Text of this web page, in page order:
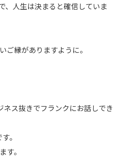
、人生は決まると確信していま
ご縁がありますように。
ス抜きでフランクにお話しでき
。
す。